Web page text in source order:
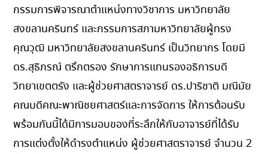
กรรมการพิจารณาตำแหน่งทางวิชาการ มหาวิทยาลัย
สงขลานครินทร์ และกรรมการสภามหาวิทยาลัยผู้ทรง
คุณวุฒิ มหาวิทยาลัยสงขลานครินทร์ เป็นวิทยากร โดยมี
ดร.สุธิภรณ์ ตรึกตรอง รักษาการแทนรองอธิการบดี
วิทยาเขตตรัง และผู้ช่วยศาสตราจารย์ ดร.ปาริชาติ มณีมัย
คณบดีคณะพาณิชยศาสตร์และการจัดการ ให้การต้อนรับ
พร้อมกันนี้ได้มีการมอบของที่ระลึกให้กับอาจารย์ที่ได้รับ
การแต่งตั้งให้ดำรงตำแหน่ง ผู้ช่วยศาสตราจารย์ จำนวน 2